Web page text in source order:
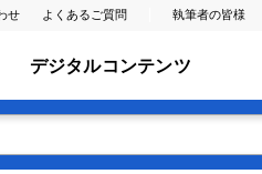
せ よくあるご質問 執筆者の皆様
デジタルコンテンツ